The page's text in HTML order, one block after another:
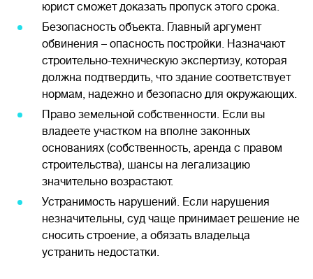
юрист сможет доказать пропуск этого срока.
Безопасность объекта. Главный аргумент
обвинения – опасность постройки. Назначают
строительно-техническую экспертизу, которая
должна подтвердить, что здание соответствует
нормам, надежно и безопасно для окружающих.
Право земельной собственности. Если вы
владеете участком на вполне законных
основаниях (собственность, аренда с правом
строительства), шансы на легализацию
значительно возрастают.
Устранимость нарушений. Если нарушения
незначительны, суд чаще принимает решение не
сносить строение, а обязать владельца
устранить недостатки.